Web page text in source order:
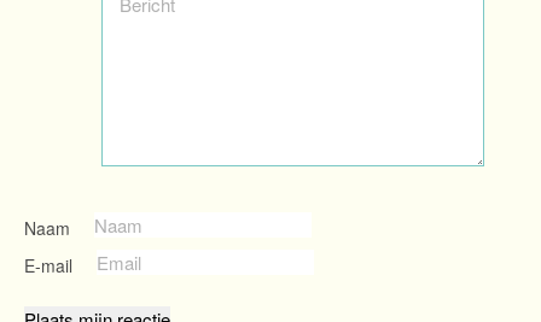
Naam
E-mail